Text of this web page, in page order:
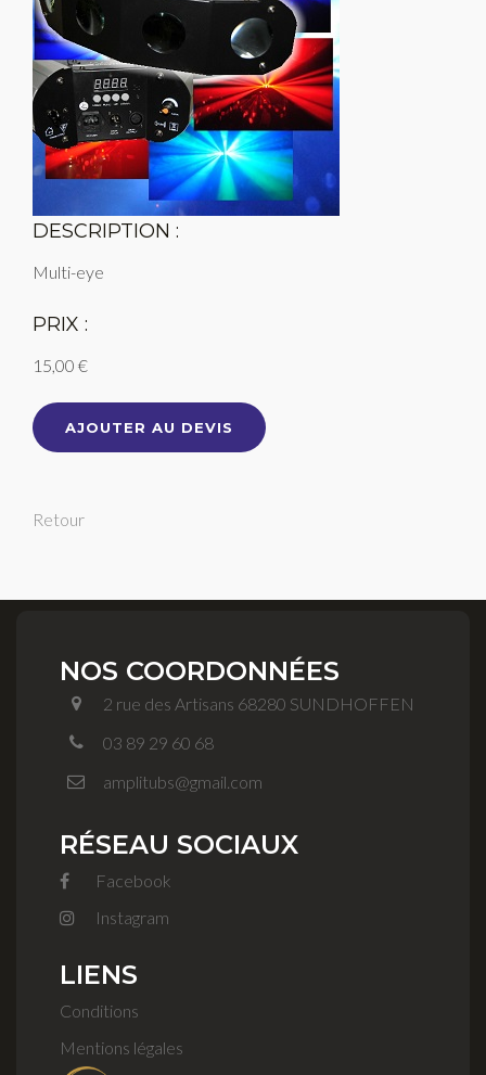
DESCRIPTION :
Multi-eye
PRIX :
15,00 €
AJOUTER AU DEVIS
Retour
NOS COORDONNÉES
2 rue des Artisans 68280 SUNDHOFFEN
03 89 29 60 68
amplitubs@gmail.com
RÉSEAU SOCIAUX
Facebook
Instagram
LIENS
Conditions
Mentions légales